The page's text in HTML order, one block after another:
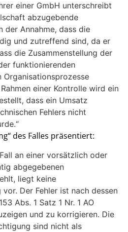
einer GmbH unterschreibt
abzugebende
der Annahme, dass die
und zutreffend sind, da er
die Zusammenstellung der
funktionierenden
Organisationsprozesse
einer Kontrolle wird ein
dass ein Umsatz
Fehlers nicht
des Falles präsentiert:
an einer vorsätzlich oder
abgegebenen
liegt keine
Der Fehler ist nach dessen
Abs. 1 Satz 1 Nr. 1 AO
und zu korrigieren. Die
sind nicht als